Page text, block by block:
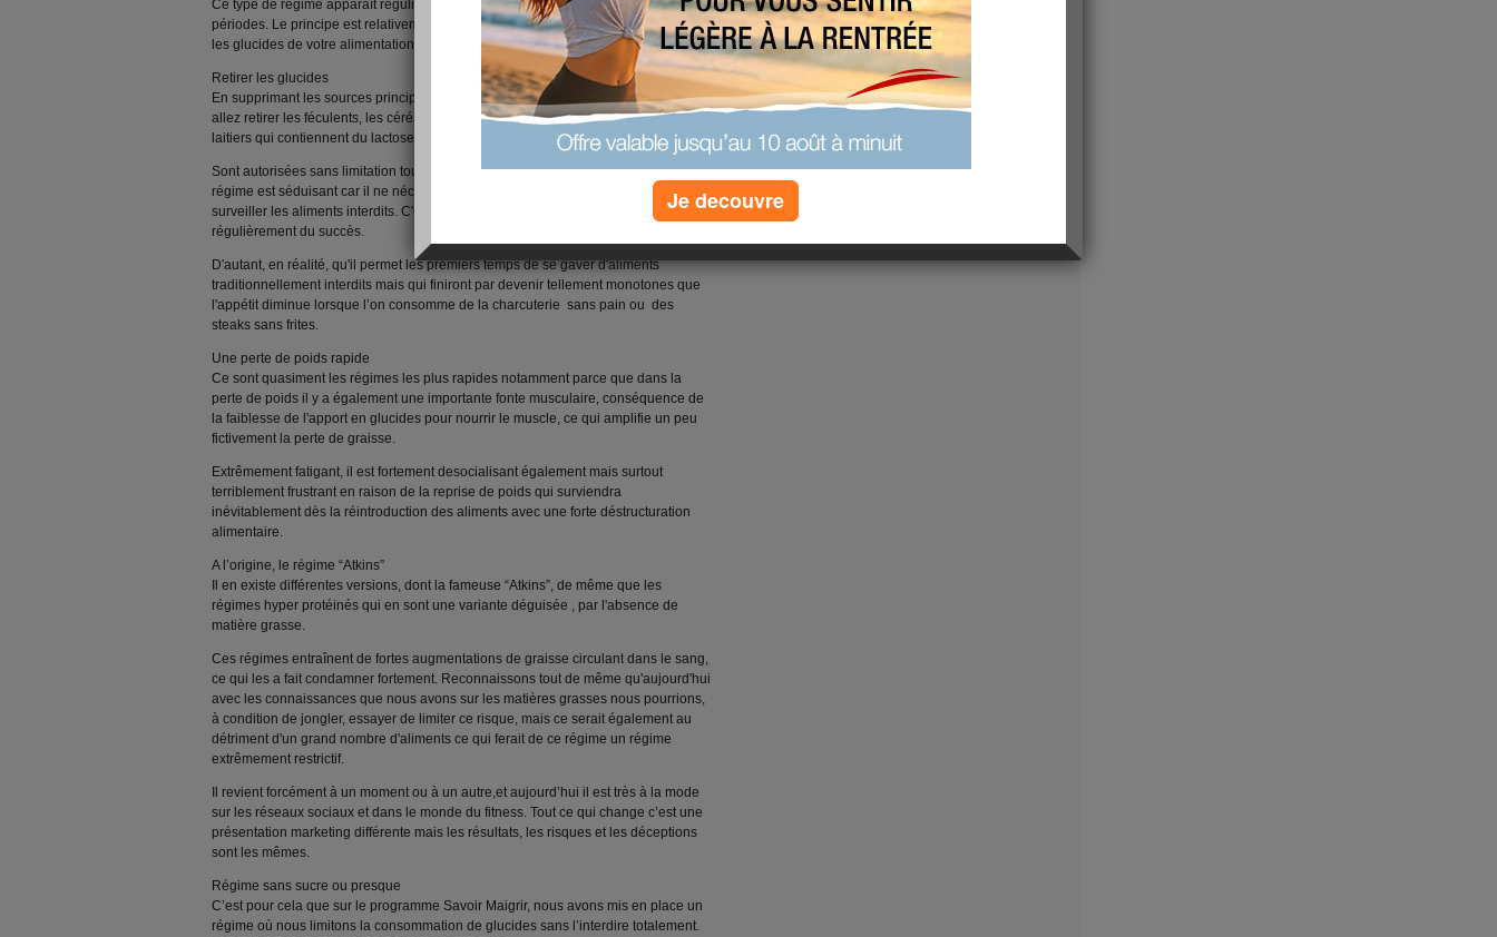
Ce type de régime apparaît régulièrement sous diverses formes, selon les
périodes. Le principe est relativement simple : il s'agit de supprimer au maximum
les glucides de votre alimentation. Je vous explique.
Retirer les glucides
En supprimant les sources principales de glucides de votre alimentation, vous
allez retirer les féculents, les céréales, le pain, les fruits, et même tous les produits
laitiers qui contiennent du lactose comme les yaourts par exemple.
Sont autorisées sans limitation tout ce qui est lipide ou protéines. Bien entendu, ce
régime est séduisant car il ne nécessite aucun effort, il suffit simplement de
surveiller les aliments interdits. C'est d'ailleurs pour cela qu'il remporte
régulièrement du succès.
D'autant, en réalité, qu'il permet les premiers temps de se gaver d'aliments
traditionnellement interdits mais qui finiront par devenir tellement monotones que
l'appétit diminue lorsque l’on consomme de la charcuterie sans pain ou des
steaks sans frites.
Une perte de poids rapide
Ce sont quasiment les régimes les plus rapides notamment parce que dans la
perte de poids il y a également une importante fonte musculaire, conséquence de
la faiblesse de l'apport en glucides pour nourrir le muscle, ce qui amplifie un peu
fictivement la perte de graisse.
Extrêmement fatigant, il est fortement desocialisant également mais surtout
terriblement frustrant en raison de la reprise de poids qui surviendra
inévitablement dès la réintroduction des aliments avec une forte déstructuration
alimentaire.
A l’origine, le régime “Atkins”
Il en existe différentes versions, dont la fameuse “Atkins”, de même que les
régimes hyper protéinés qui en sont une variante déguisée , par l'absence de
matière grasse.
Ces régimes entraînent de fortes augmentations de graisse circulant dans le sang,
ce qui les a fait condamner fortement. Reconnaissons tout de même qu'aujourd'hui
avec les connaissances que nous avons sur les matières grasses nous pourrions,
à condition de jongler, essayer de limiter ce risque, mais ce serait également au
détriment d'un grand nombre d'aliments ce qui ferait de ce régime un régime
extrêmement restrictif.
Il revient forcément à un moment ou à un autre,et aujourd’hui il est très à la mode
sur les réseaux sociaux et dans le monde du fitness. Tout ce qui change c’est une
présentation marketing différente mais les résultats, les risques et les déceptions
sont les mêmes.
Régime sans sucre ou presque
C’est pour cela que sur le programme Savoir Maigrir, nous avons mis en place un
régime où nous limitons la consommation de glucides sans l’interdire totalement.
Je decouvre